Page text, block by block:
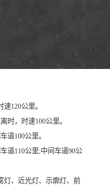
120公里。
时，时速100公里。
道100公里。
道110公里;中间车道90公
、近光灯、示廓灯、前